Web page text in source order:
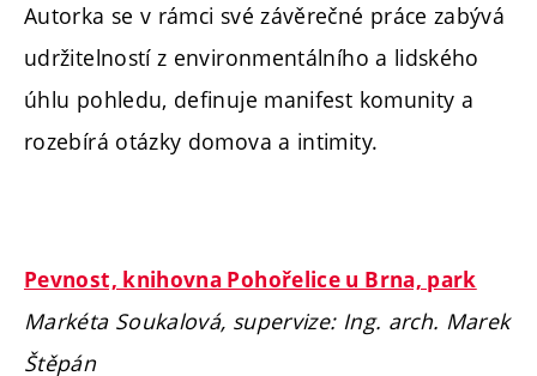
Autorka se v rámci své závěrečné práce zabývá
udržitelností z environmentálního a lidského
úhlu pohledu, definuje manifest komunity a
rozebírá otázky domova a intimity.
Pevnost, knihovna Pohořelice u Brna, park
Markéta Soukalová, supervize: Ing. arch. Marek
Štěpán